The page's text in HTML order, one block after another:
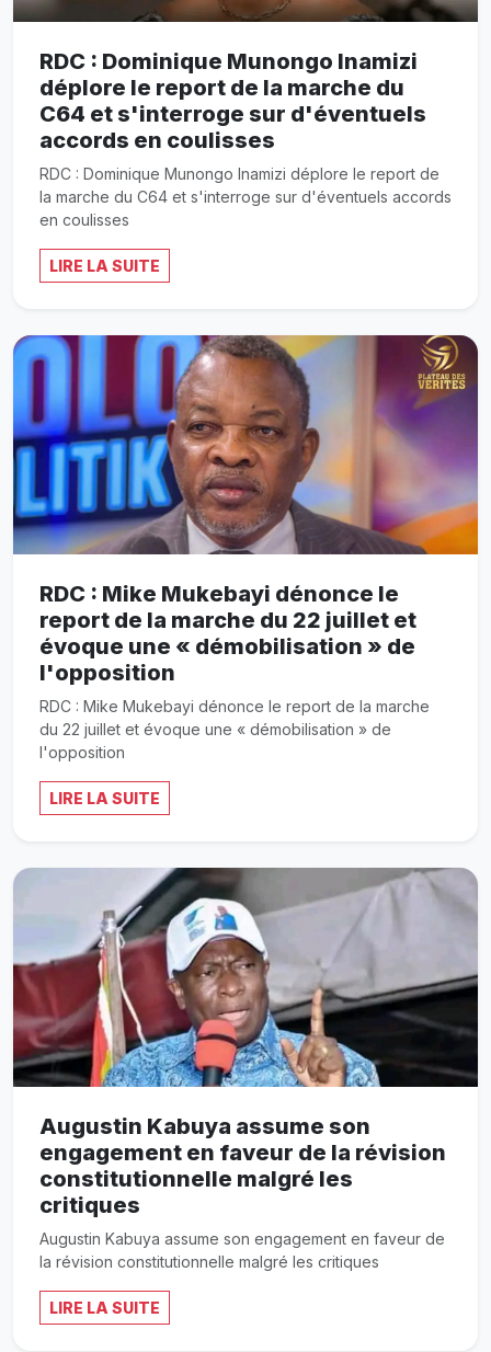
RDC : Dominique Munongo Inamizi
déplore le report de la marche du
C64 et s'interroge sur d'éventuels
accords en coulisses
RDC : Dominique Munongo Inamizi déplore le report de
la marche du C64 et s'interroge sur d'éventuels accords
en coulisses
LIRE LA SUITE
RDC : Mike Mukebayi dénonce le
report de la marche du 22 juillet et
évoque une « démobilisation » de
l'opposition
RDC : Mike Mukebayi dénonce le report de la marche
du 22 juillet et évoque une « démobilisation » de
l'opposition
LIRE LA SUITE
Augustin Kabuya assume son
engagement en faveur de la révision
constitutionnelle malgré les
critiques
Augustin Kabuya assume son engagement en faveur de
la révision constitutionnelle malgré les critiques
LIRE LA SUITE